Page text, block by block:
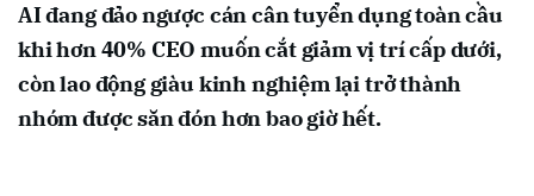
AI đang đảo ngược cán cân tuyển dụng toàn cầu
khi hơn 40% CEO muốn cắt giảm vị trí cấp dưới,
còn lao động giàu kinh nghiệm lại trở thành
nhóm được săn đón hơn bao giờ hết.
Hủy